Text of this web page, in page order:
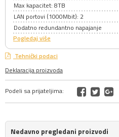
Max kapacitet: 8TB
LAN portovi (1000Mbit): 2
Dodatno redundantno napajanje
Pogledaj više
Tehnički podaci
Deklaracija proizvoda
Podeli sa prijateljima:
Nedavno pregledani proizvodi